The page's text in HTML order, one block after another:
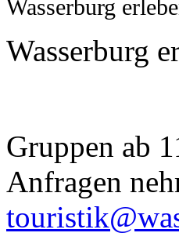
Wasserburg
Wasserburg
Gruppen ab
Anfragen